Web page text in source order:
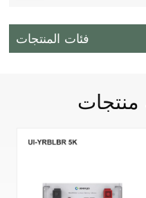
فئات المنتجات
منتجات